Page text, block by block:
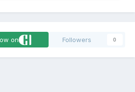
on Followers 0